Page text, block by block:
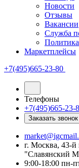
Новости
Отзывы
Вакансии
Служба
Маркетплейсы
+7(495)665-23-80
Телефоны
+7(495)665-23-
Заказать звонок
г. Москва, 43-
"Славянский
9:00-18:00 пн-